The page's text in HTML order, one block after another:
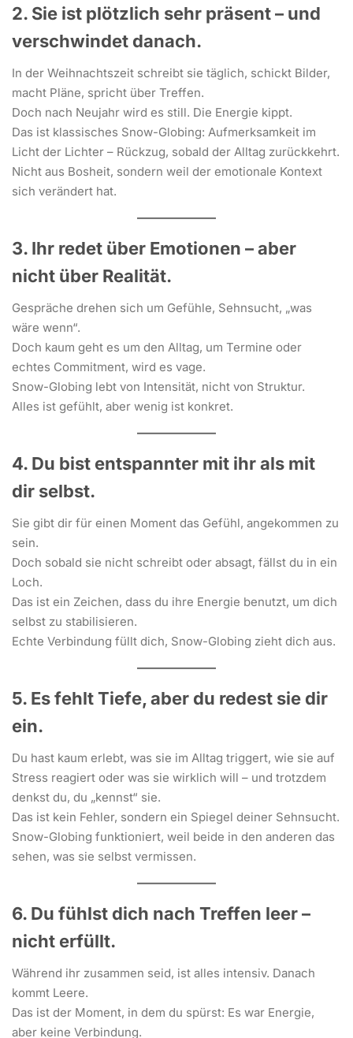
2. Sie ist plötzlich sehr präsent – und
verschwindet danach.
In der Weihnachtszeit schreibt sie täglich, schickt Bilder,
macht Pläne, spricht über Treffen.
Doch nach Neujahr wird es still. Die Energie kippt.
Das ist klassisches Snow-Globing: Aufmerksamkeit im
Licht der Lichter – Rückzug, sobald der Alltag zurückkehrt.
Nicht aus Bosheit, sondern weil der emotionale Kontext
sich verändert hat.
3. Ihr redet über Emotionen – aber
nicht über Realität.
Gespräche drehen sich um Gefühle, Sehnsucht, „was
wäre wenn“.
Doch kaum geht es um den Alltag, um Termine oder
echtes Commitment, wird es vage.
Snow-Globing lebt von Intensität, nicht von Struktur.
Alles ist gefühlt, aber wenig ist konkret.
4. Du bist entspannter mit ihr als mit
dir selbst.
Sie gibt dir für einen Moment das Gefühl, angekommen zu
sein.
Doch sobald sie nicht schreibt oder absagt, fällst du in ein
Loch.
Das ist ein Zeichen, dass du ihre Energie benutzt, um dich
selbst zu stabilisieren.
Echte Verbindung füllt dich, Snow-Globing zieht dich aus.
5. Es fehlt Tiefe, aber du redest sie dir
ein.
Du hast kaum erlebt, was sie im Alltag triggert, wie sie auf
Stress reagiert oder was sie wirklich will – und trotzdem
denkst du, du „kennst“ sie.
Das ist kein Fehler, sondern ein Spiegel deiner Sehnsucht.
Snow-Globing funktioniert, weil beide in den anderen das
sehen, was sie selbst vermissen.
6. Du fühlst dich nach Treffen leer –
nicht erfüllt.
Während ihr zusammen seid, ist alles intensiv. Danach
kommt Leere.
Das ist der Moment, in dem du spürst: Es war Energie,
aber keine Verbindung.